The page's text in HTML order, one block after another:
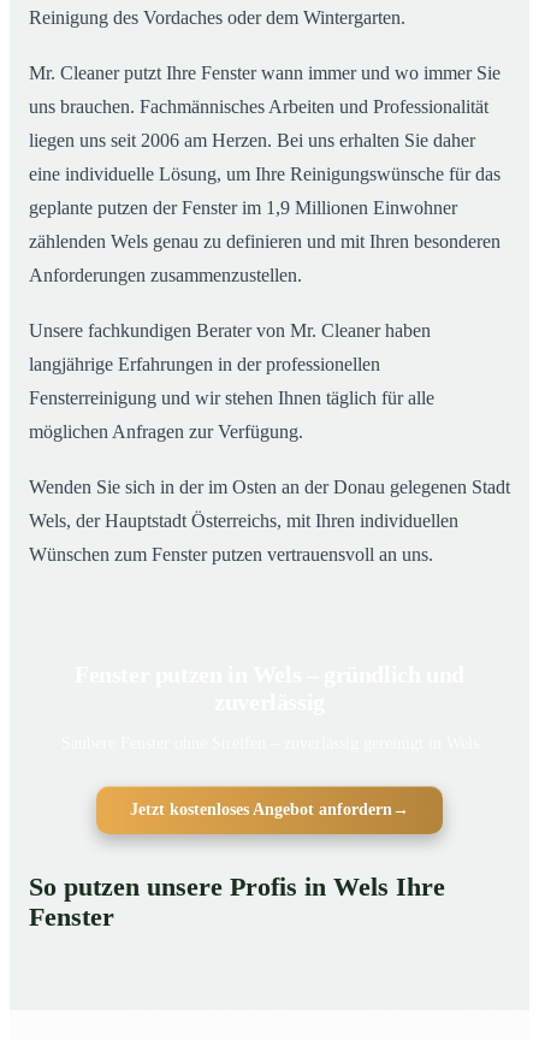
Reinigung des Vordaches oder dem Wintergarten.
Mr. Cleaner putzt Ihre Fenster wann immer und wo immer Sie
uns brauchen. Fachmännisches Arbeiten und Professionalität
liegen uns seit 2006 am Herzen. Bei uns erhalten Sie daher
eine individuelle Lösung, um Ihre Reinigungswünsche für das
geplante putzen der Fenster im 1,9 Millionen Einwohner
zählenden Wels genau zu definieren und mit Ihren besonderen
Anforderungen zusammenzustellen.
Unsere fachkundigen Berater von Mr. Cleaner haben
langjährige Erfahrungen in der professionellen
Fensterreinigung und wir stehen Ihnen täglich für alle
möglichen Anfragen zur Verfügung.
Wenden Sie sich in der im Osten an der Donau gelegenen Stadt
Wels, der Hauptstadt Österreichs, mit Ihren individuellen
Wünschen zum Fenster putzen vertrauensvoll an uns.
Jetzt kostenloses Angebot anfordern →
So putzen unsere Profis in Wels Ihre
Fenster